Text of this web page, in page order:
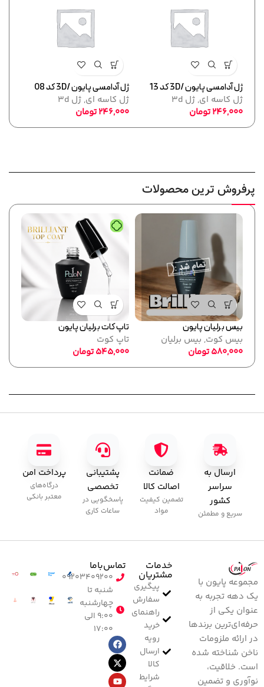
ژل آدامسی پایون /3D کد 13
ژل کاسه ای, ژل 3d
246,000تومان
ژل آدامسی پایون /3D کد 08
ژل کاسه ای, ژل 3d
246,000تومان
پرفروش ترین محصولات
بیس برلیان پایون
بیس کوت, بیس برلیان
580,000تومان
تاپ کات برلیان پایون
تاپ کوت
545,000تومان
ارسال به
سراسر
کشور
سریع و مطمئن
ضمانت
اصالت کالا
تضمین کیفیت
مواد
پشتیبانی
تخصصی
پاسخگویی در
ساعات کاری
پرداخت امن
درگاه‌های
معتبر بانکی
مجموعه پایون با
یک دهه تجربه به
عنوان یکی از
حرفه‌ای‌ترین برندها
در ارائه ملزومات
ناخن شناخته شده
است. خلاقیت،
نوآوری و تضمین
خدمات
مشتریان
پیگیری
سفارش
راهنمای
خرید
رویه
ارسال
کالا
شرایط
تماس‌با‌ما
۰۹۲۰۳۴۰۹۲۰۰
شنبه تا
چهارشنبه
۹:۰۰ الی
۱۷:۰۰